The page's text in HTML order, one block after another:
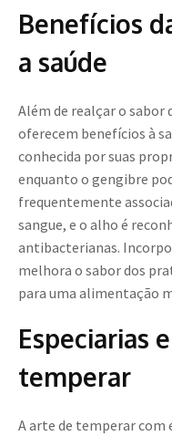
Benefícios
a saúde
Além de realçar o sabor
oferecem benefícios à
conhecida por suas
enquanto o gengibre
frequentemente
sangue, e o alho é
antibacterianas.
melhora o sabor dos
para uma alimentação
Especiarias
temperar
A arte de temperar com